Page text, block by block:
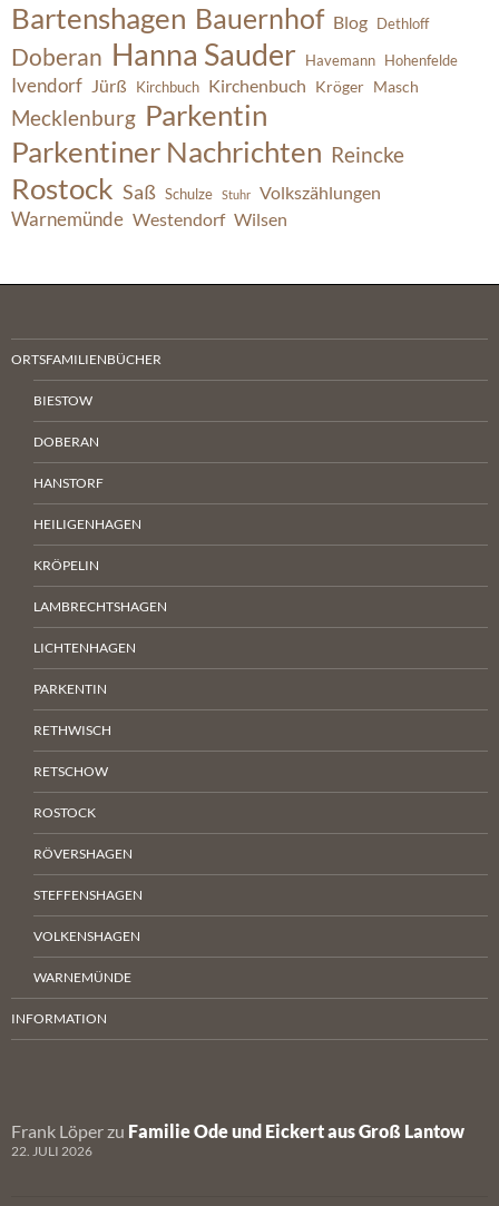
Bartenshagen Bauernhof Blog Dethloff
Doberan Hanna Sauder Havemann Hohenfelde
Ivendorf Jürß Kirchbuch Kirchenbuch Kröger Masch
Mecklenburg Parkentin
Parkentiner Nachrichten Reincke
Rostock Saß Schulze Stuhr Volkszählungen
Warnemünde Westendorf Wilsen
ORTSFAMILIENBÜCHER
BIESTOW
DOBERAN
HANSTORF
HEILIGENHAGEN
KRÖPELIN
LAMBRECHTSHAGEN
LICHTENHAGEN
PARKENTIN
RETHWISCH
RETSCHOW
ROSTOCK
RÖVERSHAGEN
STEFFENSHAGEN
VOLKENSHAGEN
WARNEMÜNDE
INFORMATION
Frank Löper zu Familie Ode und Eickert aus Groß Lantow
22. JULI 2026